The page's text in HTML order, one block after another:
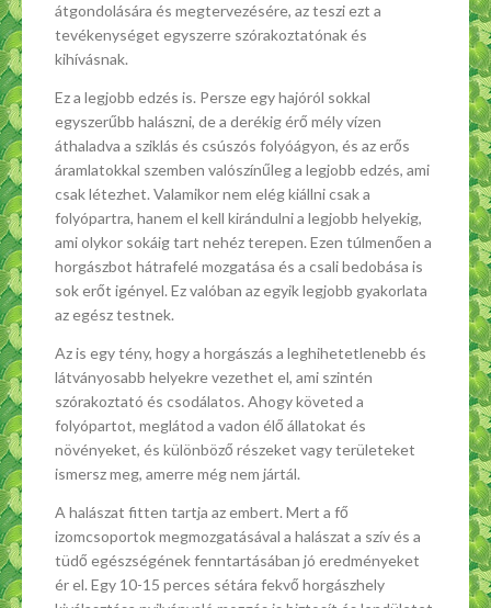
átgondolására és megtervezésére, az teszi ezt a
tevékenységet egyszerre szórakoztatónak és
kihívásnak.
Ez a legjobb edzés is. Persze egy hajóról sokkal
egyszerűbb halászni, de a derékig érő mély vízen
áthaladva a sziklás és csúszós folyóágyon, és az erős
áramlatokkal szemben valószínűleg a legjobb edzés, ami
csak létezhet. Valamikor nem elég kiállni csak a
folyópartra, hanem el kell kirándulni a legjobb helyekig,
ami olykor sokáig tart nehéz terepen. Ezen túlmenően a
horgászbot hátrafelé mozgatása és a csali bedobása is
sok erőt igényel. Ez valóban az egyik legjobb gyakorlata
az egész testnek.
Az is egy tény, hogy a horgászás a leghihetetlenebb és
látványosabb helyekre vezethet el, ami szintén
szórakoztató és csodálatos. Ahogy követed a
folyópartot, meglátod a vadon élő állatokat és
növényeket, és különböző részeket vagy területeket
ismersz meg, amerre még nem jártál.
A halászat fitten tartja az embert. Mert a fő
izomcsoportok megmozgatásával a halászat a szív és a
tüdő egészségének fenntartásában jó eredményeket
ér el. Egy 10-15 perces sétára fekvő horgászhely